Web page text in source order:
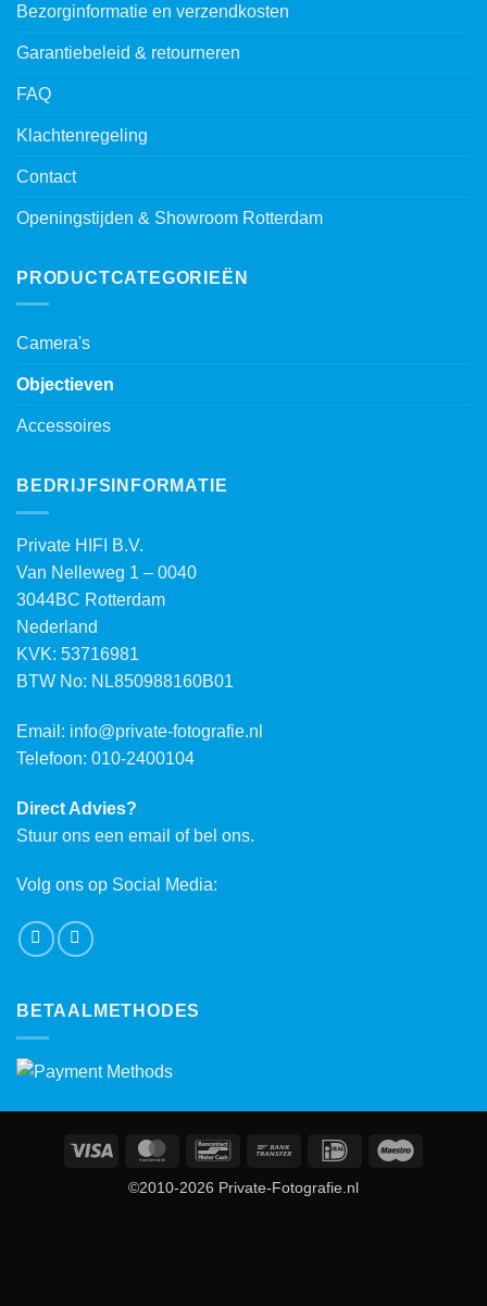
Bezorginformatie en verzendkosten
Garantiebeleid & retourneren
FAQ
Klachtenregeling
Contact
Openingstijden & Showroom Rotterdam
PRODUCTCATEGORIEËN
Camera's
Objectieven
Accessoires
BEDRIJFSINFORMATIE
Private HIFI B.V.
Van Nelleweg 1 – 0040
3044BC Rotterdam
Nederland
KVK: 53716981
BTW No: NL850988160B01
Email: info@private-fotografie.nl
Telefoon: 010-2400104
Direct Advies?
Stuur ons een email of bel ons.
Volg ons op Social Media:
BETAALMETHODES
Visa MasterCardBancontactBank
IDeal
©2010-2026 Private-Fotografie.nl